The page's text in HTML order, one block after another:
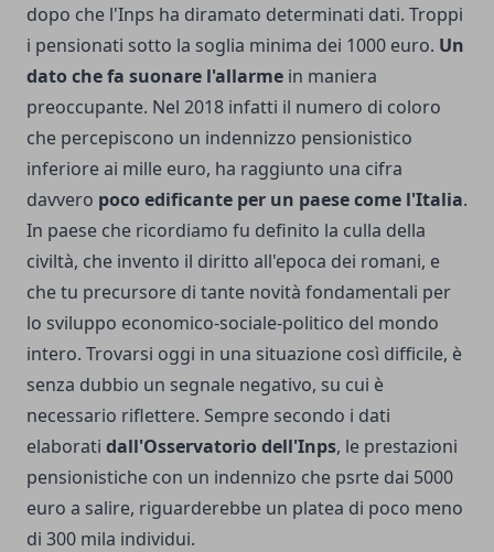
dopo che l'Inps ha diramato determinati dati. Troppi
i pensionati sotto la soglia minima dei 1000 euro. Un
dato che fa suonare l'allarme in maniera
preoccupante. Nel 2018 infatti il numero di coloro
che percepiscono un indennizzo pensionistico
inferiore ai mille euro, ha raggiunto una cifra
davvero poco edificante per un paese come l'Italia.
In paese che ricordiamo fu definito la culla della
civiltà, che invento il diritto all'epoca dei romani, e
che tu precursore di tante novità fondamentali per
lo sviluppo economico-sociale-politico del mondo
intero. Trovarsi oggi in una situazione così difficile, è
senza dubbio un segnale negativo, su cui è
necessario riflettere. Sempre secondo i dati
elaborati dall'Osservatorio dell'Inps, le prestazioni
pensionistiche con un indennizo che psrte dai 5000
euro a salire, riguarderebbe un platea di poco meno
di 300 mila individui.